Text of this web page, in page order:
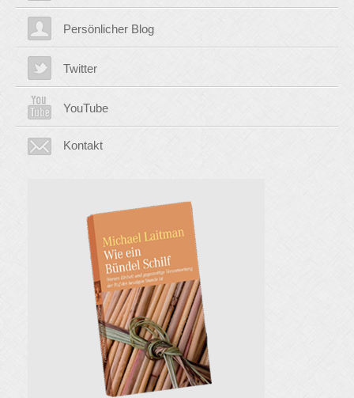
Persönlicher Blog
Twitter
YouTube
Kontakt